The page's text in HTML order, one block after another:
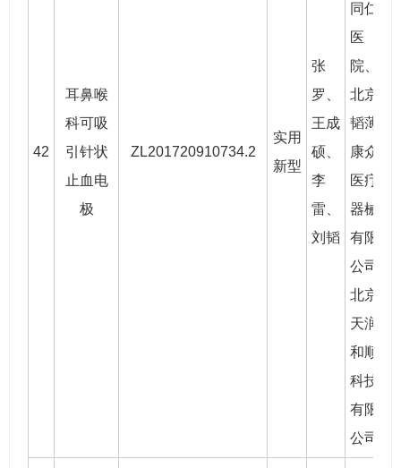
42
耳鼻喉
科可吸
引针状
止血电
极
ZL201720910734.2
实用
新型
张
罗
王成
硕
李
雷、
刘韬
同仁
医
院、
北京
韬薄
康众
医疗
器械
有限
公司
北京
天润
和顺
科技
有限
公司